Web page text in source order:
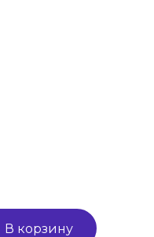
В корзину